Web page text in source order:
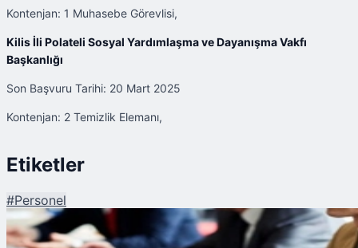
Kontenjan: 1 Muhasebe Görevlisi,
Kilis İli Polateli Sosyal Yardımlaşma ve Dayanışma Vakfı
Başkanlığı
Son Başvuru Tarihi: 20 Mart 2025
Kontenjan: 2 Temizlik Elemanı,
Etiketler
#Personel